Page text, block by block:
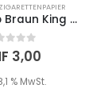
ZIGARETTENPAPIER
Rips Hemp Braun King Size
of 5
3,00
% MwSt.